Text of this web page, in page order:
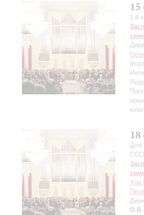
15
1-й
18
Для
Хор
О.В.